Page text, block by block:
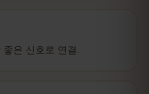
은 신호로 연결.